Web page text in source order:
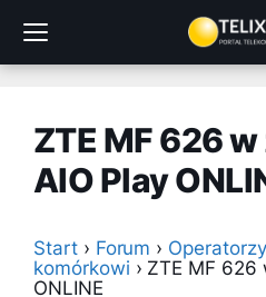
treści
ZTE MF 626
AIO Play
Start › Forum › Operatorzy
komórkowi › ZTE MF 626
ONLINE